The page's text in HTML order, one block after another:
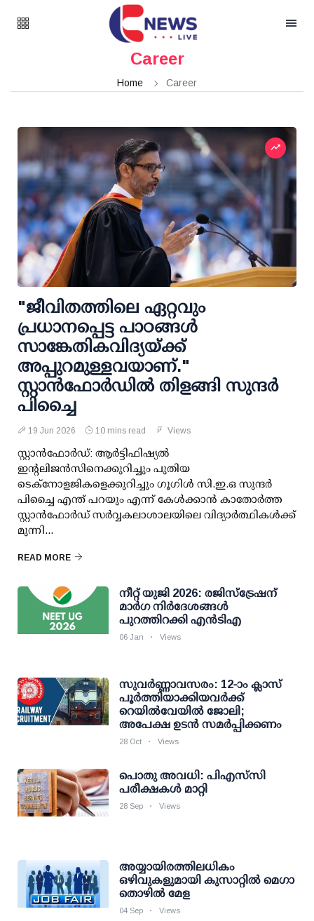
Career
Home Career
"ജീവിതത്തിലെ ഏറ്റവും
പ്രധാനപ്പെട്ട പാഠങ്ങൾ
സാങ്കേതികവിദ്യയ്ക്ക്
അപ്പുറമുള്ളവയാണ്."
സ്റ്റാൻഫോർഡിൽ തിളങ്ങി സുന്ദർ
പിച്ചൈ
19 Jun 2026 10 mins read Views
സ്റ്റാൻഫോർഡ്: ആർട്ടിഫിഷ്യൽ
ഇന്റലിജൻസിനെക്കുറിച്ചും പുതിയ
ടെക്നോളജികളെക്കുറിച്ചും ഗൂഗിൾ സി.ഇ.ഒ സുന്ദർ
പിച്ചൈ എന്ത് പറയും എന്ന് കേൾക്കാൻ കാതോർത്ത
സ്റ്റാൻഫോർഡ് സർവ്വകലാശാലയിലെ വിദ്യാർത്ഥികൾക്ക്
മുന്നി...
READ MORE
നീറ്റ് യുജി 2026: രജിസ്‌ട്രേഷന്
മാര്‍ഗ നിര്‍ദേശങ്ങള്‍
പുറത്തിറക്കി എന്‍ടിഎ
06 Jan Views
സുവര്‍ണ്ണാവസരം: 12-ാം ക്ലാസ്
പൂര്‍ത്തിയാക്കിയവര്‍ക്ക്
റെയില്‍വേയില്‍ ജോലി;
അപേക്ഷ ഉടന്‍ സമര്‍പ്പിക്കണം
28 Oct Views
പൊതു അവധി: പിഎസ്‌സി
പരീക്ഷകള്‍ മാറ്റി
28 Sep Views
അയ്യായിരത്തിലധികം
ഒഴിവുകളുമായി കുസാറ്റില്‍ മെഗാ
തൊഴില്‍ മേള
04 Sep Views